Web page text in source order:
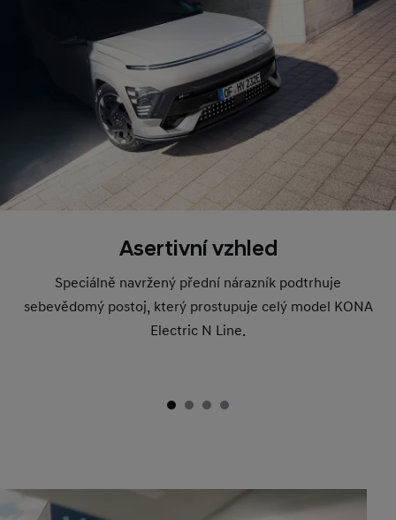
Asertivní vzhled
Speciálně navržený přední nárazník podtrhuje
sebevědomý postoj, který prostupuje celý model KONA
Electric N Line.